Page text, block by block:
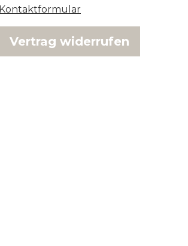
Kontaktformular
Vertrag widerrufen